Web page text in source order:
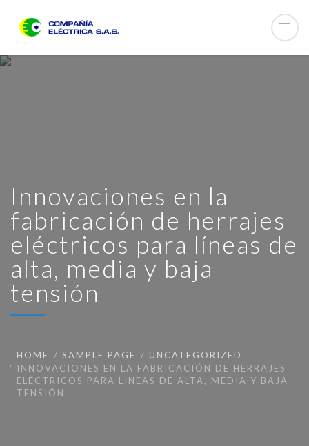
Innovaciones en la
fabricación de herrajes
eléctricos para líneas de
alta, media y baja
tensión
HOME SAMPLE PAGE
UNCATEGORIZED
INNOVACIONES EN LA FABRICACIÓN DE HERRAJES
ELÉCTRICOS PARA LÍNEAS DE ALTA, MEDIA Y BAJA
TENSIÓN